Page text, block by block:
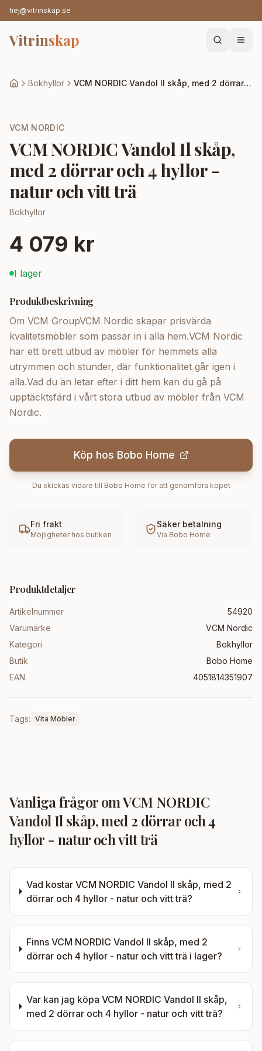
hej@vitrinskap.se
Vitrinskap
Bokhyllor VCM NORDIC Vandol Il skåp, med 2 dörrar och 4 hyllor - natur och vitt trä
VCM NORDIC
VCM NORDIC Vandol Il skåp,
med 2 dörrar och 4 hyllor -
natur och vitt trä
Bokhyllor
4 079 kr
I lager
Produktbeskrivning
Om VCM GroupVCM Nordic skapar prisvärda
kvalitetsmöbler som passar in i alla hem.VCM Nordic
har ett brett utbud av möbler för hemmets alla
utrymmen och stunder, där funktionalitet går igen i
alla.Vad du än letar efter i ditt hem kan du gå på
upptäcktsfärd i vårt stora utbud av möbler från VCM
Nordic.
Köp hos Bobo Home
Du skickas vidare till Bobo Home för att genomföra köpet
Fri frakt
Möjligheter hos butiken
Säker betalning
Via Bobo Home
Produktdetaljer
Artikelnummer
54920
Varumärke
VCM Nordic
Kategori
Bokhyllor
Butik
Bobo Home
EAN
4051814351907
Tags: Vita Möbler
Vanliga frågor omVCM NORDIC
Vandol Il skåp, med 2 dörrar och 4
hyllor - natur och vitt trä
Vad kostarVCM NORDIC Vandol Il skåp, med 2
dörrar och 4 hyllor - natur och vitt trä?
FinnsVCM NORDIC Vandol Il skåp, med 2
dörrar och 4 hyllor - natur och vitt trä i lager?
Var kan jag köpa VCM NORDIC Vandol Il skåp,
med 2 dörrar och 4 hyllor - natur och vitt trä?